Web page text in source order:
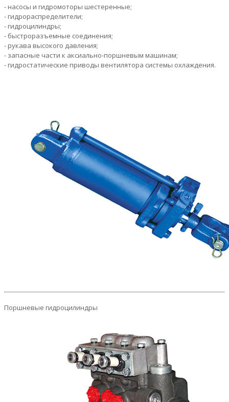
- насосы и гидромоторы шестеренные;
- гидрораспределители;
- гидроцилиндры;
- быстроразъемные соединения;
- рукава высокого давления;
- запасные части к аксиально-поршневым машинам;
- гидростатические приводы вентилятора системы охлаждения.
Поршневые гидроцилиндры